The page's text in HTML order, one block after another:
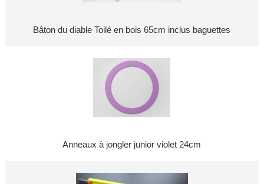
Bâton du diable Toilé en bois 65cm inclus baguettes
Anneaux à jongler junior violet 24cm